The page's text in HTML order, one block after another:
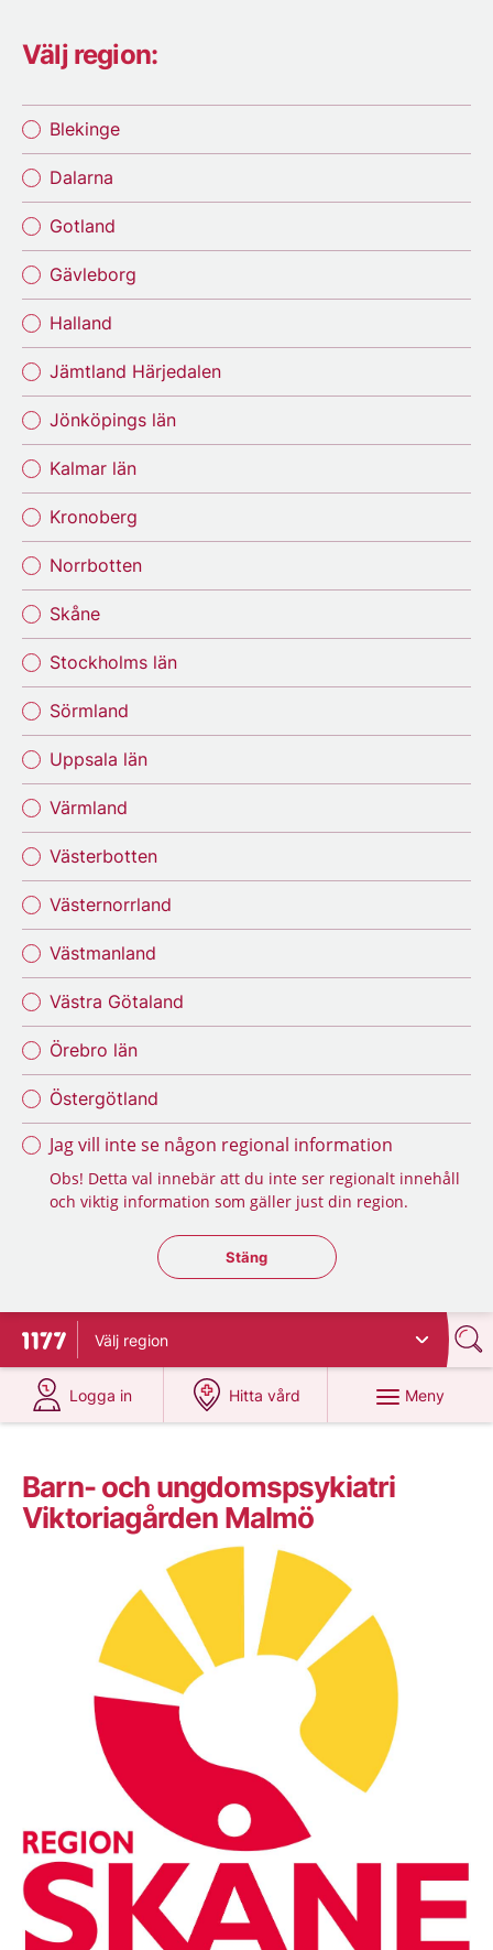
Välj region:
Blekinge
Dalarna
Gotland
Gävleborg
Halland
Jämtland Härjedalen
Jönköpings län
Kalmar län
Kronoberg
Norrbotten
Skåne
Stockholms län
Sörmland
Uppsala län
Värmland
Västerbotten
Västernorrland
Västmanland
Västra Götaland
Örebro län
Östergötland
Jag vill inte se någon regional information
Obs! Detta val innebär att du inte ser regionalt innehåll
och viktig information som gäller just din region.
Stäng regionsväljaren
Stäng
Till startsidan för 1177
Välj region
Logga in
på 1177.se
Hitta vård
på 1177.se
Meny
Barn- och ungdomspsykiatri
Viktoriagården Malmö